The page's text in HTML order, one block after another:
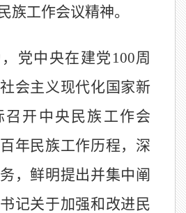
族工作会议精神。
党中央在建党100周
会主义现代化国家新
召开中央民族工作会
年民族工作历程，深
，鲜明提出并集中阐
记关于加强和改进民